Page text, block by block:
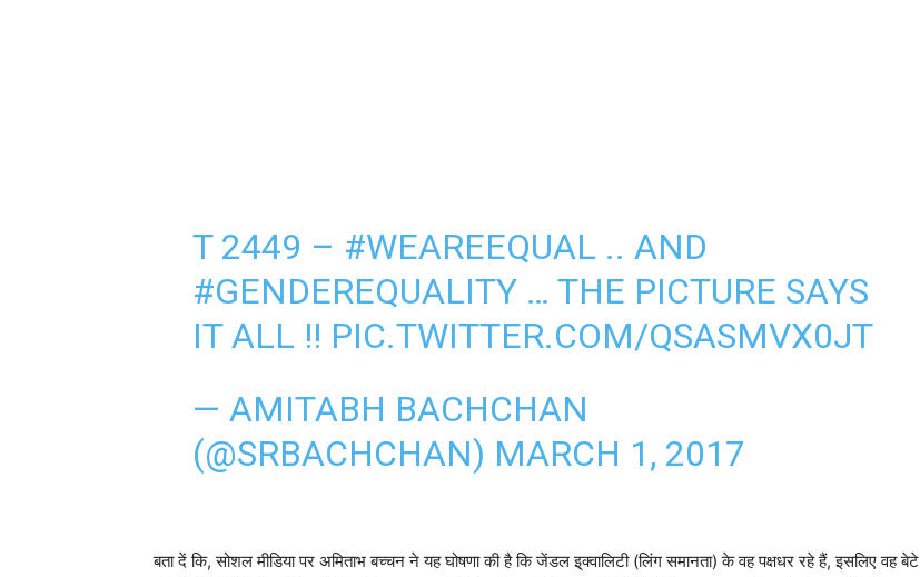
T 2449 – #WEAREEQUAL .. AND
#GENDEREQUALITY… THE PICTURE SAYS
IT ALL !! PIC.TWITTER.COM/QSASMVX0JT
— AMITABH BACHCHAN
(@SRBACHCHAN) MARCH 1, 2017
बता दें कि, सोशल मीडिया पर अमिताभ बच्चन ने यह घोषणा की है कि जेंडल इ्क्वालिटी (लिंग समानता) के वह पक्षधर रहे हैं, इसलिए वह बेटे